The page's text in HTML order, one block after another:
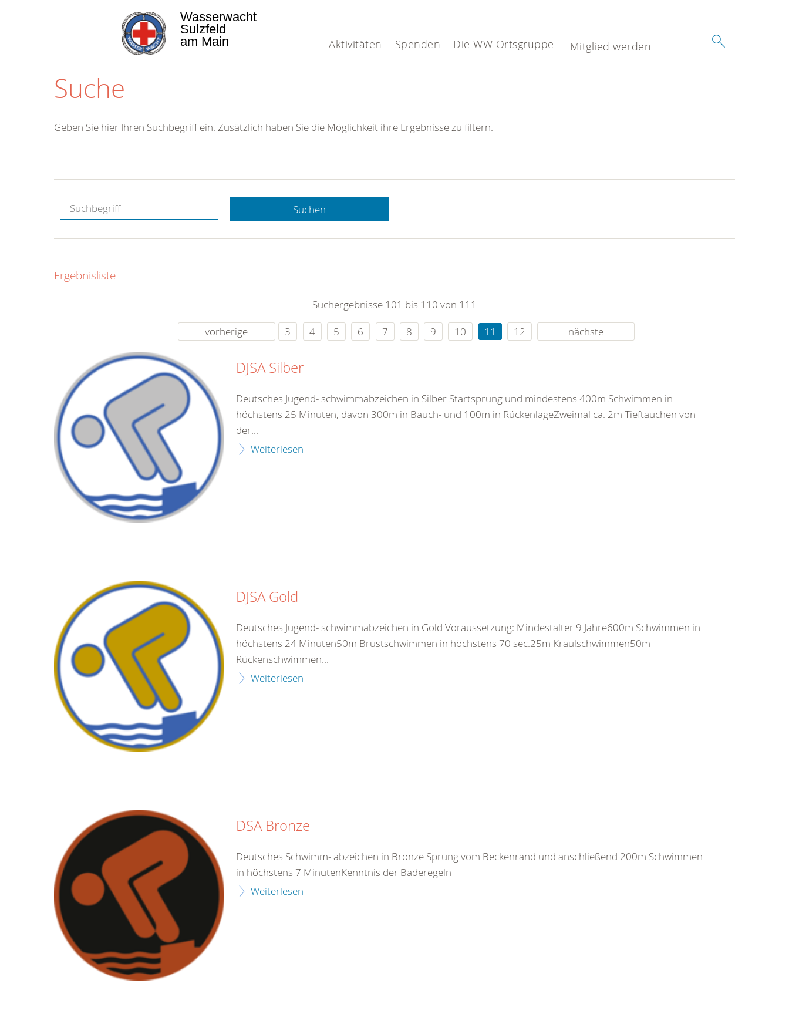
Aktivitäten Spenden Die WW Ortsgruppe Mitglied werden
Wasserwacht
Sulzfeld
am Main
Suche
Hotline.
gerne.
rund um die Uhr
Geben Sie hier Ihren Suchbegriff ein. Zusätzlich haben Sie die Möglichkeit ihre Ergebnisse zu filtern.
Suchen
Ergebnisliste
Suchergebnisse 101 bis 110 von 111
vorherige
3 4 5 6 7 8 9 10 11 12 nächste
DJSA Silber
Deutsches Jugend- schwimmabzeichen in Silber Startsprung und mindestens 400m Schwimmen in
höchstens 25 Minuten, davon 300m in Bauch- und 100m in RückenlageZweimal ca. 2m Tieftauchen von
der...
Weiterlesen
DJSA Gold
Deutsches Jugend- schwimmabzeichen in Gold Voraussetzung: Mindestalter 9 Jahre600m Schwimmen in
höchstens 24 Minuten50m Brustschwimmen in höchstens 70 sec.25m Kraulschwimmen50m
Rückenschwimmen...
Weiterlesen
DSA Bronze
Deutsches Schwimm- abzeichen in Bronze Sprung vom Beckenrand und anschließend 200m Schwimmen
in höchstens 7 MinutenKenntnis der Baderegeln
Weiterlesen